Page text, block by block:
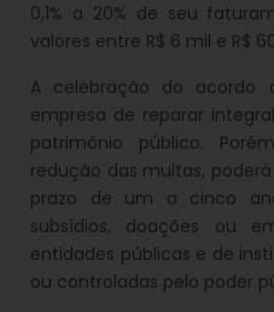
0,1% a 20% de seu
valores entre R$ 6 mil e R$
A celebração do acordo
empresa de reparar
patrimônio público.
redução das multas,
prazo de um a cinco
subsídios, doações ou
entidades públicas e de
ou controladas pelo poder